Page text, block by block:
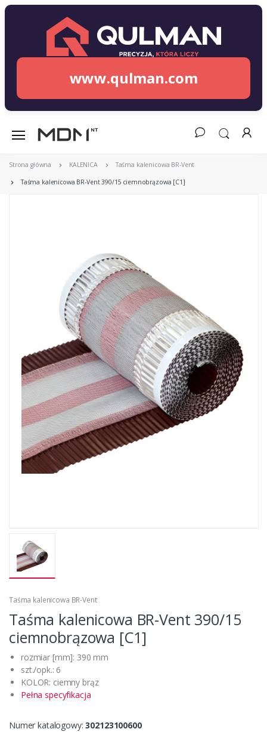
www.qulman.com
Strona główna KALENICA Taśma kalenicowa BR-Vent
Taśma kalenicowa BR-Vent 390/15 ciemnobrązowa [C1]
Taśma kalenicowa BR-Vent
Taśma kalenicowa BR-Vent 390/15
ciemnobrązowa [C1]
rozmiar [mm]: 390 mm
szt./opk.: 6
KOLOR: ciemny brąz
Pełna specyfikacja
Numer katalogowy:302123100600